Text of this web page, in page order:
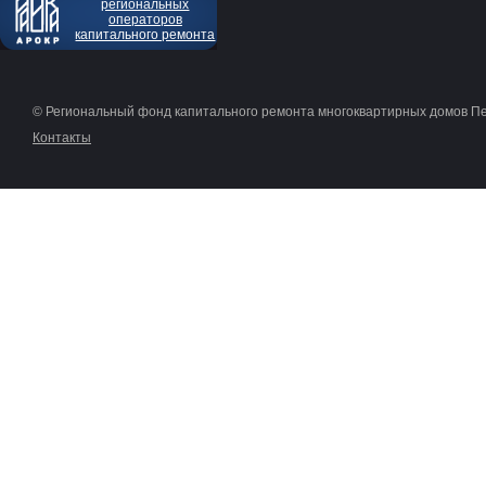
региональных
операторов
капитального ремонта
© Региональный фонд капитального ремонта многоквартирных домов
Контакты